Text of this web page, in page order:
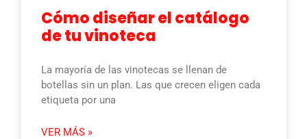
Cómo diseñar el catálogo
de tu vinoteca
La mayoría de las vinotecas se llenan de
botellas sin un plan. Las que crecen eligen cada
etiqueta por una
VER MÁS »